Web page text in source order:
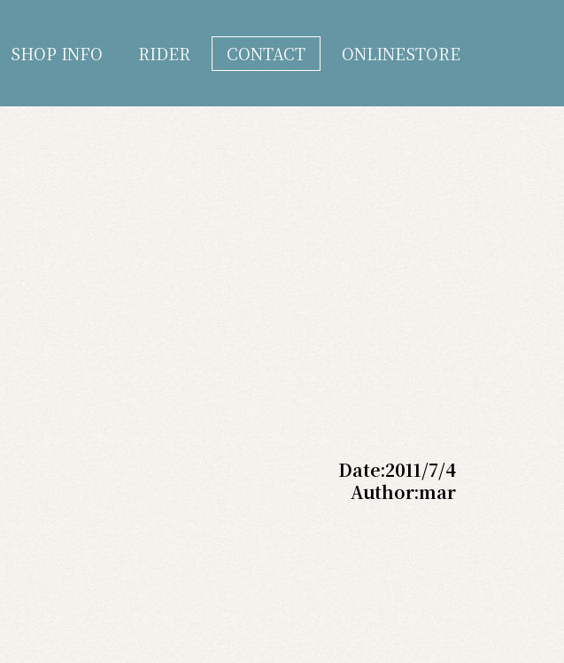
SHOP INFO RIDER CONTACT ONLINESTORE
Date:2011/7/4
Author:mar